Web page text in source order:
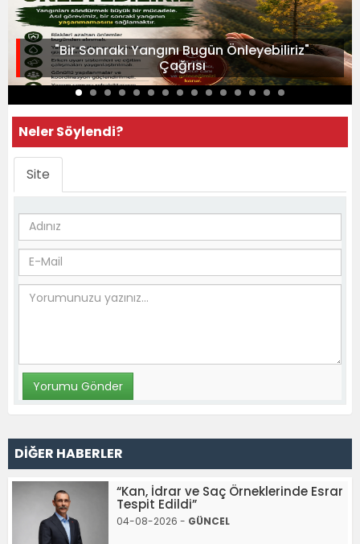
"Bir Sonraki Yangını Bugün Önleyebiliriz"
Çağrısı
Neler Söylendi?
Site
DİĞER HABERLER
“Kan, İdrar ve Saç Örneklerinde Esrar
Tespit Edildi”
04-08-2026 - GÜNCEL